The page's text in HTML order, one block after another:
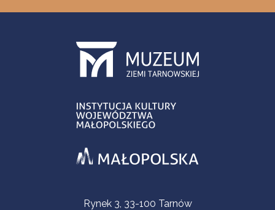
Informacje kontaktoweRynek 3, 33-100 Tarnów